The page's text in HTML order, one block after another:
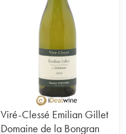
Viré-Clessé Emilian Gillet
Domaine de la Bongran